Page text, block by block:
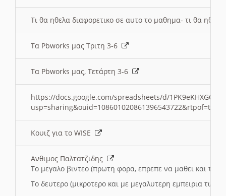
Τι θα ηθελα διαφορετικο σε αυτο το μαθημα- τι θα
Τα Pbworks μας Τριτη 3-6
Τα Pbworks μας, Τετάρτη 3-6
https://docs.google.com/spreadsheets/d/
Κουιζ για το WISE
Ανθιμος Παλτατζιδης
Το μεγαλο βιντεο (πρωτη φορα, επρεπε να μαθει και το
Το δευτερο (μικροτερο και με μεγαλυτερη εμπειρια